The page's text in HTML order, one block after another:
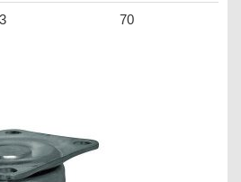
70